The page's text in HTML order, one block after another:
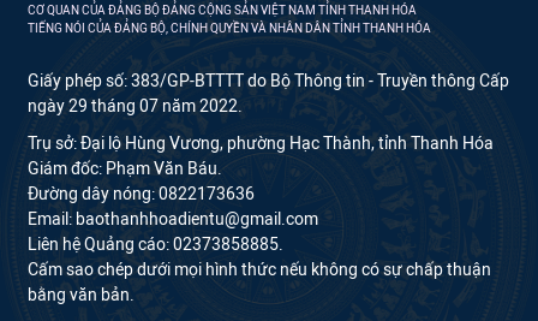
CƠ QUAN CỦA ĐẢNG BỘ ĐẢNG CỘNG SẢN VIỆT NAM TỈNH THANH HÓA
TIẾNG NÓI CỦA ĐẢNG BỘ, CHÍNH QUYỀN VÀ NHÂN DÂN TỈNH THANH HÓA
Giấy phép số: 383/GP-BTTTT do Bộ Thông tin - Truyền thông Cấp
ngày 29 tháng 07 năm 2022.
Trụ sở: Đại lộ Hùng Vương, phường Hạc Thành, tỉnh Thanh Hóa
Giám đốc: Phạm Văn Báu.
Đường dây nóng: 0822173636
Email: baothanhhoadientu@gmail.com
Liên hệ Quảng cáo: 02373858885.
Cấm sao chép dưới mọi hình thức nếu không có sự chấp thuận
bằng văn bản.